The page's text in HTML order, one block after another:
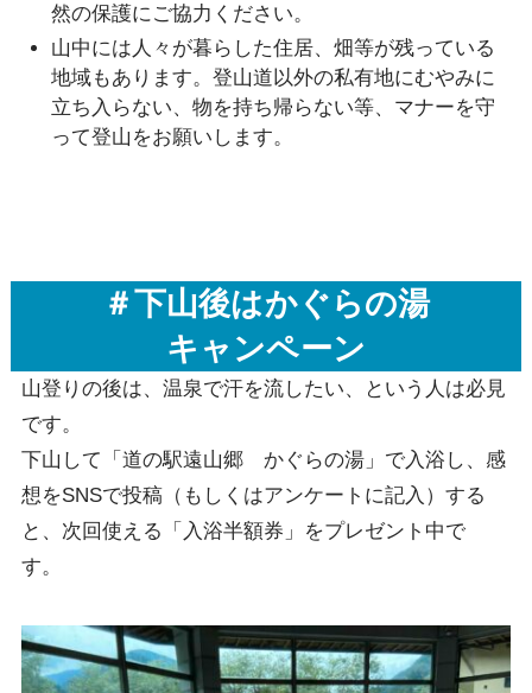
然の保護にご協力ください。
山中には人々が暮らした住居、畑等が残っている
地域もあります。登山道以外の私有地にむやみに
立ち入らない、物を持ち帰らない等、マナーを守
って登山をお願いします。
＃下山後はかぐらの湯
キャンペーン
山登りの後は、温泉で汗を流したい、という人は必見
です。
下山して「道の駅遠山郷 かぐらの湯」で入浴し、感
想をSNSで投稿（もしくはアンケートに記入）する
と、次回使える「入浴半額券」をプレゼント中で
す。